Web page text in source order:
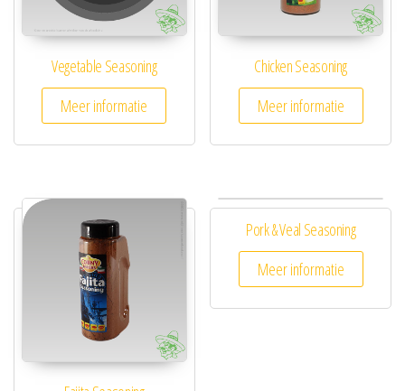
Vegetable Seasoning
Meer informatie
Chicken Seasoning
Meer informatie
Pork & Veal Seasoning
Meer informatie